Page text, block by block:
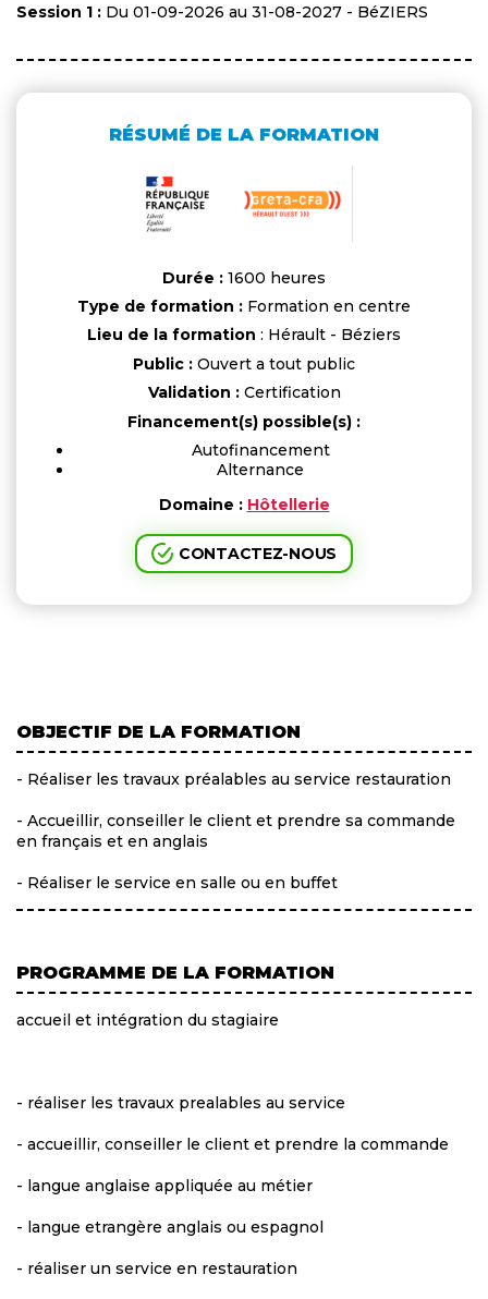
Session 1 : Du 01-09-2026 au 31-08-2027 - BéZIERS
RÉSUMÉ DE LA FORMATION
Durée : 1600 heures
Type de formation : Formation en centre
Lieu de la formation : Hérault - Béziers
Public : Ouvert a tout public
Validation :Certification
Financement(s) possible(s) :
Autofinancement
Alternance
Domaine : Hôtellerie
CONTACTEZ-NOUS
OBJECTIF DE LA FORMATION
- Réaliser les travaux préalables au service restauration
- Accueillir, conseiller le client et prendre sa commande
en français et en anglais
- Réaliser le service en salle ou en buffet
PROGRAMME DE LA FORMATION
accueil et intégration du stagiaire
- réaliser les travaux prealables au service
- accueillir, conseiller le client et prendre la commande
- langue anglaise appliquée au métier
- langue etrangère anglais ou espagnol
- réaliser un service en restauration